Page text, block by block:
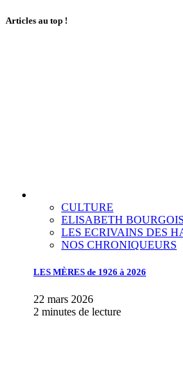
Articles au top !
CULTURE
ELISABETH BOURGOIS
LES ECRIVAINS DES
NOS CHRONIQUEURS
LES MÈRES de 1926 à 2026
22 mars 2026
2 minutes de lecture